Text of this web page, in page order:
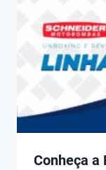
Conheça a